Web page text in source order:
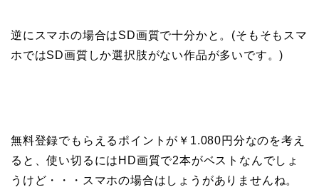
逆にスマホの場合はSD画質で十分かと。(そもそもスマ
ホではSD画質しか選択肢がない作品が多いです。)
無料登録でもらえるポイントが￥1.080円分なのを考え
ると、使い切るにはHD画質で2本がベストなんでしょ
うけど・・・スマホの場合はしょうがありませんね。